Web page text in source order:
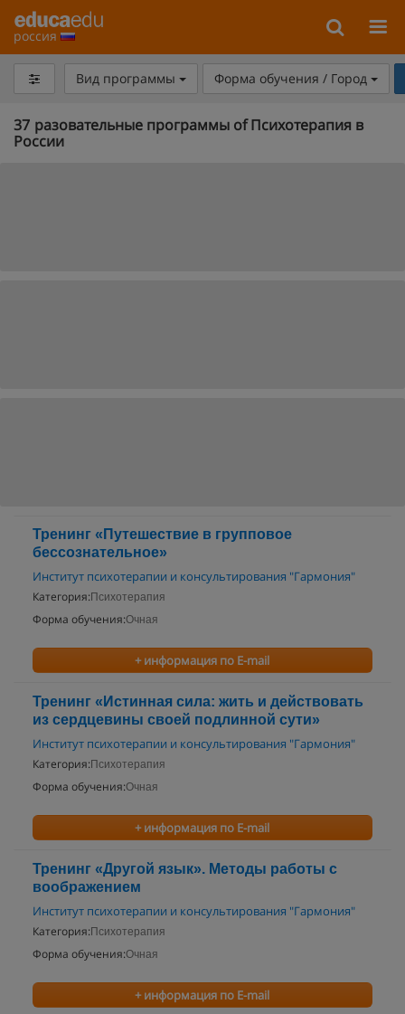
россия
Вид программы Форма обучения / Город
37 разовательные программы of Психотерапия в
России
Тренинг «Путешествие в групповое
бессознательное»
Институт психотерапии и консультирования "Гармония"
Категория: Психотерапия
Форма обучения:Очная
+ информация по E-mail
Тренинг «Истинная сила: жить и действовать
из сердцевины своей подлинной сути»
Институт психотерапии и консультирования "Гармония"
Категория: Психотерапия
Форма обучения:Очная
+ информация по E-mail
Тренинг «Другой язык». Методы работы с
воображением
Институт психотерапии и консультирования "Гармония"
Категория: Психотерапия
Форма обучения:Очная
+ информация по E-mail